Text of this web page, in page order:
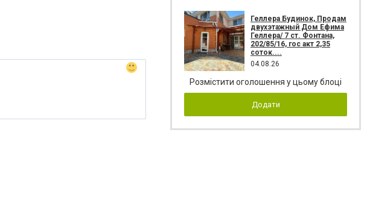
Геллера Будинок, Продам
двухэтажный Дом Ефима
Геллера/ 7 ст. Фонтана,
202/85/16, гос акт 2,35
соток....
04.08.26
Розмістити оголошення у цьому блоці
Додати